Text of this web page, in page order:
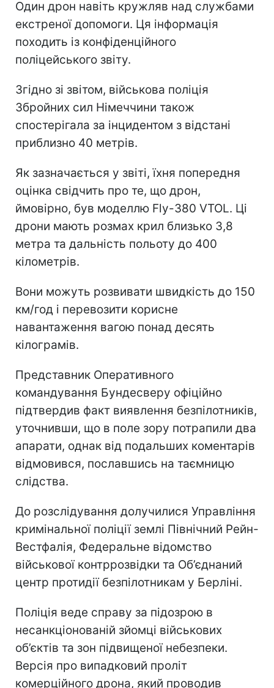
Один дрон навіть кружляв над службами
екстреної допомоги. Ця інформація
походить із конфіденційного
поліцейського звіту.
Згідно зі звітом, військова поліція
Збройних сил Німеччини також
спостерігала за інцидентом з відстані
приблизно 40 метрів.
Як зазначається у звіті, їхня попередня
оцінка свідчить про те, що дрон,
ймовірно, був моделлю Fly-380 VTOL. Ці
дрони мають розмах крил близько 3,8
метра та дальність польоту до 400
кілометрів.
Вони можуть розвивати швидкість до 150
км/год і перевозити корисне
навантаження вагою понад десять
кілограмів.
Представник Оперативного
командування Бундесверу офіційно
підтвердив факт виявлення безпілотників,
уточнивши, що в поле зору потрапили два
апарати, однак від подальших коментарів
відмовився, пославшись на таємницю
слідства.
До розслідування долучилися Управління
кримінальної поліції землі Північний Рейн-
Вестфалія, Федеральне відомство
військової контррозвідки та Об’єднаний
центр протидії безпілотникам у Берліні.
Поліція веде справу за підозрою в
несанкціонованій зйомці військових
об’єктів та зон підвищеної небезпеки.
Версія про випадковий проліт
комерційного дрона, який проводив